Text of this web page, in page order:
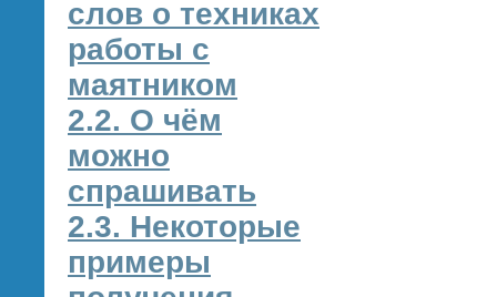
слов о техниках
работы с
маятником
2.2. О чём
можно
спрашивать
2.3. Некоторые
примеры